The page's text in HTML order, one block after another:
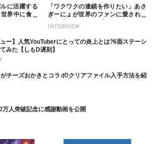
に活躍する
界中に食べ
INTERVIEW
「ワクワクの連鎖を作りたい」あさ
ぎーにょが世界のファンに愛される
ュー】人気YouTuberにとっての炎上とは?6面ステーシ
みた【しもD遅刻】
チーズおかきとコラボ!クリアファイル入手方法を紹
万人突破記念に感謝動画を公開